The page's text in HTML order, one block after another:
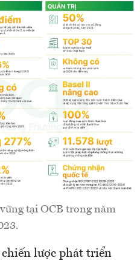
tại OCB trong năm
chiến lược phát triển